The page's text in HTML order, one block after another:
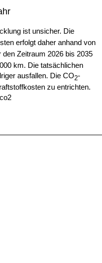
ist unsicher. Die
erfolgt daher anhand von
den Zeitraum 2026 bis 2035
km. Die tatsächlichen
ausfallen. Die CO2-
zu entrichten.